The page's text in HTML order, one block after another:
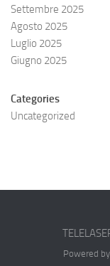
Settembre 2025
Agosto 2025
Luglio 2025
Giugno 2025
Categories
Uncategorized
Powered by